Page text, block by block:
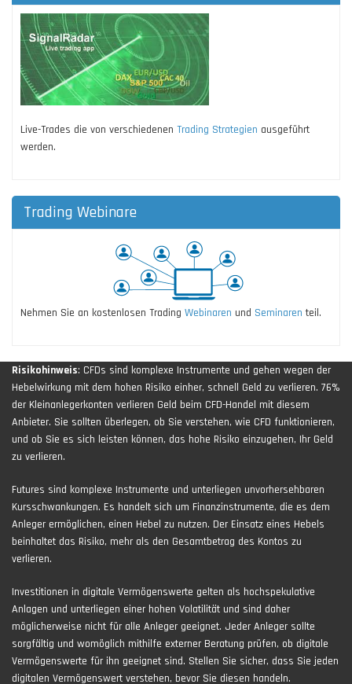
Live-Trades die von verschiedenen Trading Strategien ausgeführt
werden.
Trading Webinare
Nehmen Sie an kostenlosen Trading Webinaren und Seminaren teil.
Risikohinweis: CFDs sind komplexe Instrumente und gehen wegen der
Hebelwirkung mit dem hohen Risiko einher, schnell Geld zu verlieren. 76%
der Kleinanlegerkonten verlieren Geld beim CFD-Handel mit diesem
Anbieter. Sie sollten überlegen, ob Sie verstehen, wie CFD funktionieren,
und ob Sie es sich leisten können, das hohe Risiko einzugehen, Ihr Geld
zu verlieren.
Futures sind komplexe Instrumente und unterliegen unvorhersehbaren
Kursschwankungen. Es handelt sich um Finanzinstrumente, die es dem
Anleger ermöglichen, einen Hebel zu nutzen. Der Einsatz eines Hebels
beinhaltet das Risiko, mehr als den Gesamtbetrag des Kontos zu
verlieren.
Investitionen in digitale Vermögenswerte gelten als hochspekulative
Anlagen und unterliegen einer hohen Volatilität und sind daher
möglicherweise nicht für alle Anleger geeignet. Jeder Anleger sollte
sorgfältig und womöglich mithilfe externer Beratung prüfen, ob digitale
Vermögenswerte für ihn geeignet sind. Stellen Sie sicher, dass Sie jeden
digitalen Vermögenswert verstehen, bevor Sie diesen handeln.